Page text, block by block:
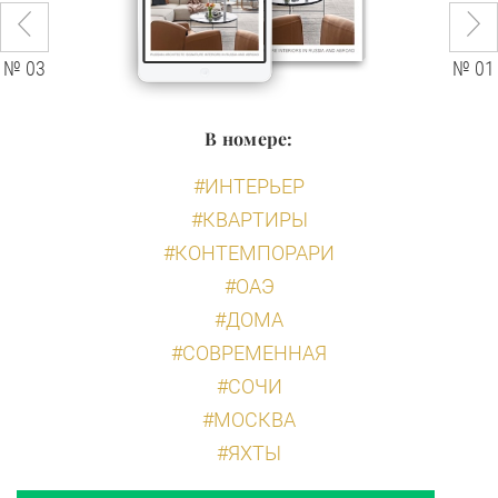
№ 03 № 01
В номере:
#ИНТЕРЬЕР
#КВАРТИРЫ
#КОНТЕМПОРАРИ
#ОАЭ
#ДОМА
#СОВРЕМЕННАЯ
#СОЧИ
#МОСКВА
#ЯХТЫ